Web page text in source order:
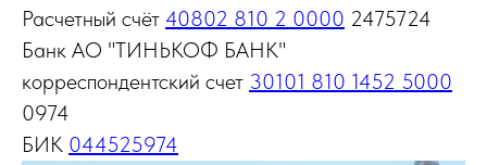
Расчетный счёт 40802 810 2 0000 2475724
Банк АО "ТИНЬКОФ БАНК"
корреспондентский счет 30101 810 1452 5000
0974
БИК 044525974